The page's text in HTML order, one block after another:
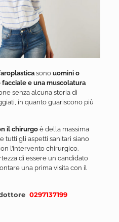
sono uomini o
facciale e una muscolatura
senza alcuna storia di
in quanto guariscono più
il chirurgoè della massima
tutti gli aspetti sanitari siano
l’intervento chirurgico.
di essere un candidato
una prima visita con il
0297137199